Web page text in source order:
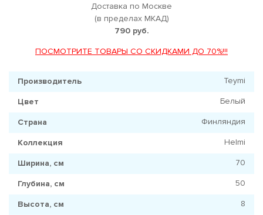
Доставка по Москве
(в пределах МКАД)
790 руб.
ПОСМОТРИТЕ ТОВАРЫ СО СКИДКАМИ ДО 70%!!!
Производитель Teymi
Цвет Белый
Страна Финляндия
Коллекция Helmi
Ширина, см 70
Глубина, см 50
Высота, см 8